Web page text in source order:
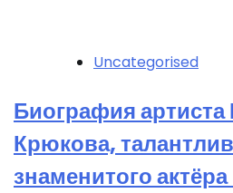
Uncategorised
Биография артиста
Крюкова,
знаменитого